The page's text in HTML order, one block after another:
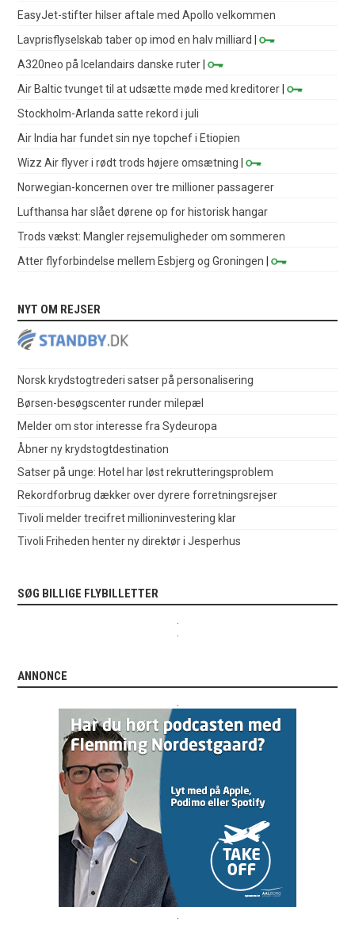
EasyJet-stifter hilser aftale med Apollo velkommen
Lavprisflyselskab taber op imod en halv milliard
|
A320neo på Icelandairs danske ruter |
Air Baltic tvunget til at udsætte møde med kreditorer |
Stockholm-Arlanda satte rekord i juli
Air India har fundet sin nye topchef i Etiopien
Wizz Air flyver i rødt trods højere omsætning |
Norwegian-koncernen over tre millioner passagerer
Lufthansa har slået dørene op for historisk hangar
Trods vækst: Mangler rejsemuligheder om sommeren
Atter flyforbindelse mellem Esbjerg og Groningen |
NYT OM REJSER
Norsk krydstogtrederi satser på personalisering
Børsen-besøgscenter runder milepæl
Melder om stor interesse fra Sydeuropa
Åbner ny krydstogtdestination
Satser på unge: Hotel har løst rekrutteringsproblem
Rekordforbrug dækker over dyrere forretningsrejser
Tivoli melder trecifret millioninvestering klar
Tivoli Friheden henter ny direktør i Jesperhus
SØG BILLIGE FLYBILLETTER
ANNONCE